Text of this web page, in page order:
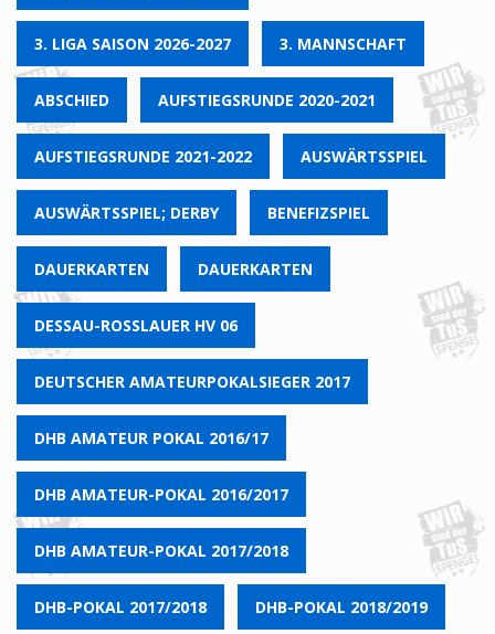
3. LIGA SAISON 2026-2027 3. MANNSCHAFT
ABSCHIED AUFSTIEGSRUNDE 2020-2021
AUFSTIEGSRUNDE 2021-2022 AUSWÄRTSSPIEL
AUSWÄRTSSPIEL; DERBY BENEFIZSPIEL
DAUERKARTEN DAUERKARTEN
DESSAU-ROSSLAUER HV 06
DEUTSCHER AMATEURPOKALSIEGER 2017
DHB AMATEUR POKAL 2016/17
DHB AMATEUR-POKAL 2016/2017
DHB AMATEUR-POKAL 2017/2018
DHB-POKAL 2017/2018 DHB-POKAL 2018/2019